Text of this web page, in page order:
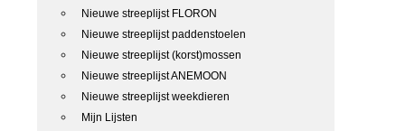
Nieuwe streeplijst FLORON
Nieuwe streeplijst paddenstoelen
Nieuwe streeplijst (korst)mossen
Nieuwe streeplijst ANEMOON
Nieuwe streeplijst weekdieren
Mijn Lijsten